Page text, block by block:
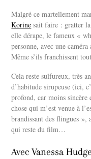
Malgré ce martellement
Korine sait faire : gratter
elle dérape, le fameux «
personne, avec une
Même s’ils franchissent
Cela reste sulfureux, très
d’habitude sirupeuse (ici,
profond, car moins sincère
chose qui m’est venue à
brandissant des flingues »,
qui reste du film…
Avec Vanessa